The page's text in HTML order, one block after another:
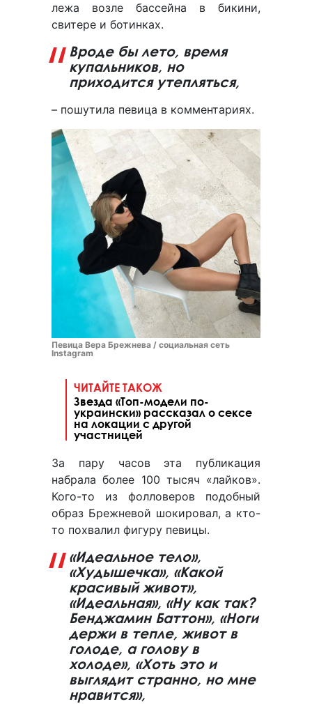
лежа возле бассейна в бикини,
свитере и ботинках.
Вроде бы лето, время
купальников, но
приходится утепляться,
– пошутила певица в комментариях.
Певица Вера Брежнева / социальная сеть
Instagram
ЧИТАЙТЕ ТАКОЖ
Звезда «Топ-модели по-
украински» рассказал о сексе
на локации с другой
участницей
За пару часов эта публикация
набрала более 100 тысяч «лайков».
Кого-то из фолловеров подобный
образ Брежневой шокировал, а кто-
то похвалил фигуру певицы.
«Идеальное тело»,
«Худышечка», «Какой
красивый живот»,
«Идеальная», «Ну как так?
Бенджамин Баттон», «Ноги
держи в тепле, живот в
голоде, а голову в
холоде», «Хоть это и
выглядит странно, но мне
нравится»,